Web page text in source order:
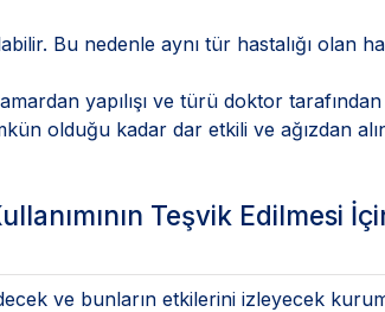
Bu nedenle aynı tür hastalığı olan
yapılışı ve türü doktor
olduğu kadar dar etkili ve ağızdan
Teşvik Edilmesi
ve bunların etkilerini izleyecek